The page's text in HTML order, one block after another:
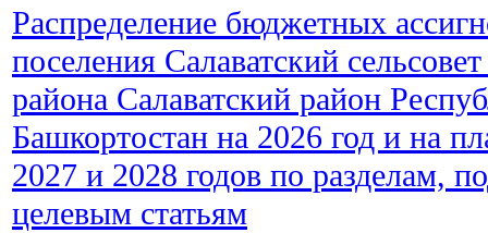
Распределение бюджетных
поселения Салаватский
района Салаватский район
Башкортостан на 2026 год и на
2027 и 2028 годов по разделам,
целевым статьям